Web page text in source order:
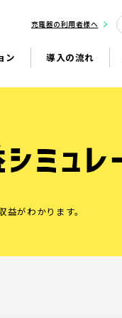
充電器の利用者様へ
ン 導入の流れ
がわかります。